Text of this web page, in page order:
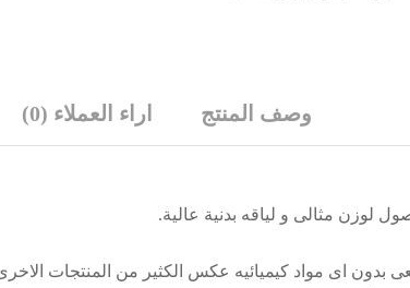
وصف المنتج اراء العملاء (0)